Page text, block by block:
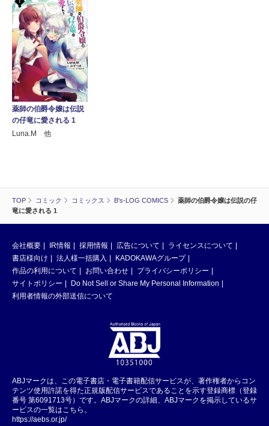
TOP コミック コミックス B's-LOG COMICS
薬師の伯爵令嬢は伝説の仔
竜に愛される 1
薬師の伯爵令嬢は伝説
の仔竜に愛される 1
Luna.M 他
会社概要 IR情報 採用情報 広告について
ライセンスについて
書店様向け
法人様一括購入
KADOKAWAグループ
作品の利用について
お問い合わせ
プライバシーポリシー
サイトポリシー
Do Not Sell or Share My Personal Information
利用者情報の外部送信について
ABJマークは、この電子書店・電子書籍配信サービスが、著作権者からコン
テンツ使用許諾を得た正規版配信サービスであることを示す登録商標（登録
番号 第6091713号）です。ABJマークの詳細、ABJマークを掲示しているサ
ービスの一覧はこちら。
https://aebs.or.jp/